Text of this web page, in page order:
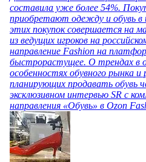
составила уже более 54%.
приобретают одежду и обувь в
этих покупок совершается на
из ведущих игроков на
направление Fashion на
быстрорастущее. О трендах в
особенностях обувного рынка и
планирующих продавать обувь
эксклюзивном интервью SR с
направления «Обувь» в Ozon